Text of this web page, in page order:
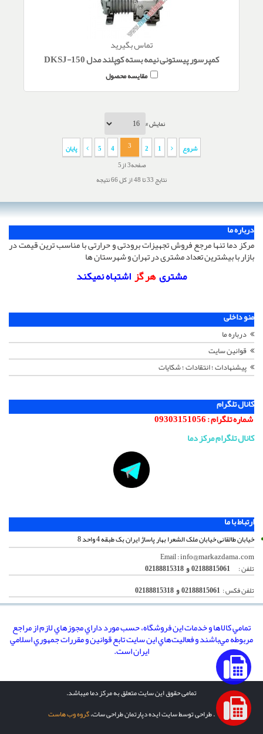
تماس بگیرید
کمپرسور پیستونی نیمه بسته کوپلند مدل DKSJ-150
مقایسه محصول
نمایش #
شروع
1
2
3
4
5
پایان
صفحه3 از5
نتایج 33 تا 48 از کل 66 نتیجه
درباره ما
مرکز دما تنها مرجع فروش تجهیزات برودتی و حرارتی با مناسب ترین قیمت در
بازار با بیشترین تعداد مشتری در تهران و شهرستان ها
مشتریهر گزاشتباه نمیکند
منو داخلی
درباره ما
قوانین سایت
پیشنهادات ؛ انتقادات ؛ شکایات
کانال تلگرام
شماره تلگرام :09303151056
کانال تلگرام مرکز دما
ارتباط با ما
خیابان طالقانی خیابان ملک الشعرا بهار پاساژ ایران بک طبقه 4 واحد 8
Email :info@markazdama.com
تلفن :
02188815061 و 02188815318
تلفن فکس : 02188815061 و 02188815318
تمامي كالاها و خدمات اين فروشگاه، حسب مورد داراي مجوزهاي لازم از مراجع
مربوطه مي‌باشند و فعاليت‌هاي اين سايت تابع قوانين و مقررات جمهوري اسلامي
ايران است.
تمامی حقوق این سایت متعلق به مرکز دما میباشد.
. طراحی توسط سایت ایده دپارتمان طراحی سات،گروه وب هاست